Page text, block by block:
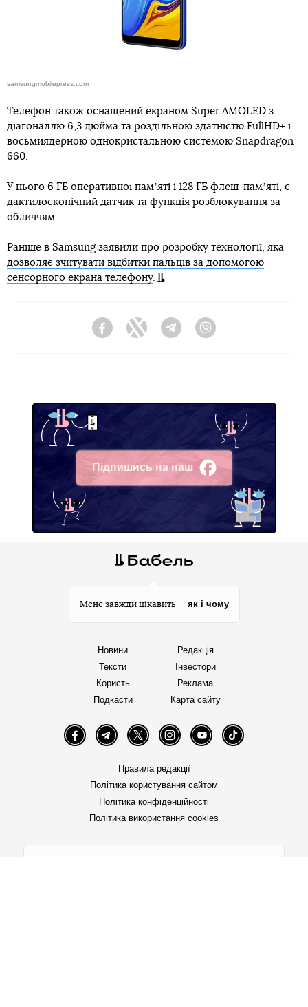
samsungmobilepress.com
Телефон також оснащений екраном Super AMOLED з
діагоналлю 6,3 дюйма та роздільною здатністю FullHD+ і
восьмиядерною однокристальною системою Snapdragon
660.
У нього 6 ГБ оперативної памʼяті і 128 ГБ флеш-памʼяті, є
дактилоскопічний датчик та функція розблокування за
обличчям.
Раніше в Samsung заявили про розробку технології, яка
дозволяє зчитувати відбитки пальців за допомогою
сенсорного екрана телефону.
FacebookTwitter Telegram
Підпишись на наш
Facebook
Мене завжди цікавить — як і чому
Новини
Тексти
Користь
Подкасти
Редакція
Інвестори
Реклама
Карта сайту
FacebookTelegramTwitter InstagramYouTube TikTok
Правила редакції
Політика користування сайтом
Політика конфіденційності
Політика використання cookies